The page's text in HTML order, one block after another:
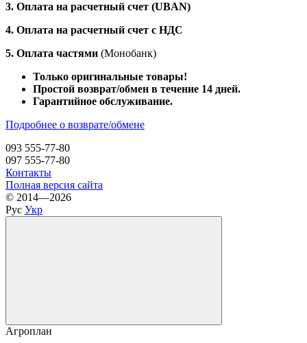
3. Оплата на расчетный счет (UBAN)
4. Оплата на расчетный счет с НДС
5. Оплата частями (Монобанк)
Только оригинальные товары!
Простой возврат/обмен в течение 14 дней.
Гарантийное обслуживание.
Подробнее о возврате/обмене
093 555-77-80
097 555-77-80
Контакты
Полная версия сайта
© 2014—2026
Рус Укр
Агроплан